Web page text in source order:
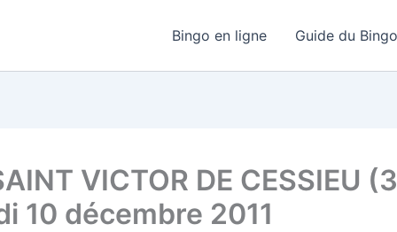
Bingo en ligne Guide du
VICTOR DE CESSIEU
10 décembre 2011